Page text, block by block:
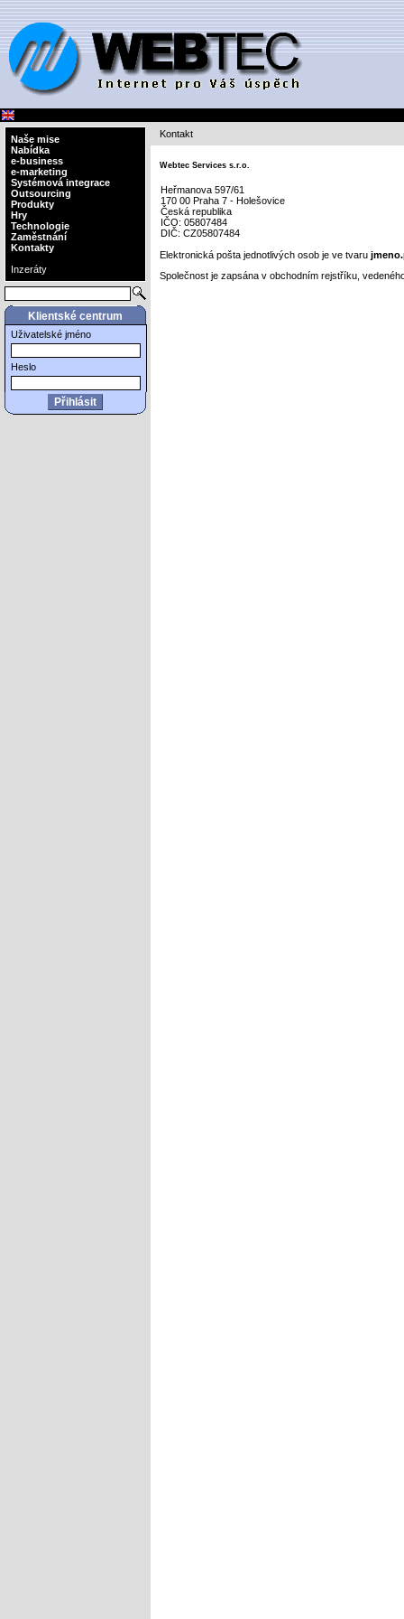
Naše mise
Nabídka
e-business
e-marketing
Systémová integrace
Outsourcing
Produkty
Hry
Technologie
Zaměstnání
Kontakty
Inzeráty
Klientské centrum
Uživatelské jméno
Heslo
Kontakt
Webtec Services s.r.o.
Heřmanova 597/61
170 00 Praha 7 - Holešovice
Česká republika
IČO: 05807484
DIČ: CZ05807484
Elektronická pošta jednotlivých osob je ve tvaru
Společnost je zapsána v obchodním rejstříku,